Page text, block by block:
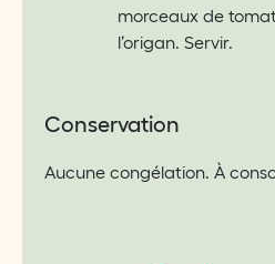
morceaux de
l’origan. Servir.
Conservation
Aucune congélation. À